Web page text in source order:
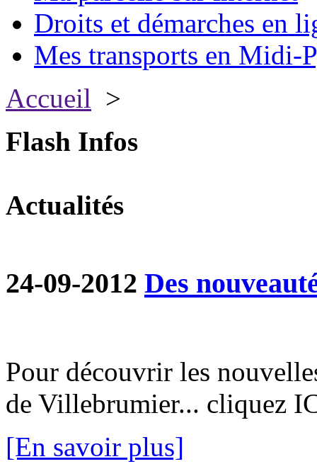
Droits et démarches en
Mes transports en Midi-
Accueil >
Flash Infos
Actualités
24-09-2012 Des
Pour découvrir les
de Villebrumier... cliquez
[En savoir plus]